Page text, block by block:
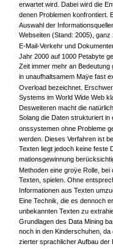
erwartet wird. Dabei wird die
denen Problemen konfrontiert.
Auswahl der
Webseiten (Stand: 2005),
E-Mail-Verkehr und
Jahr 2000 auf 1000 Petabyte
Zeit immer mehr an
in unaufhaltsamem Maÿe fast
Overload bezeichnet.
Systems im World Wide Web
Desweiteren macht die
Solang die Daten strukturiert
onssystemen ohne Probleme
werden. Dieses Verfahren ist
Texten liegt jedoch keine feste
mationsgewinnung
Methoden eine groÿe Rolle,
Texten, spielen. Ohne
Informationen aus Texten
Eine Technik, die es dennoch
unbekannten Texten zu
Grundlagen des Data Mining
noch in den Kinderschuhen,
zierter sprachlicher Aufbau der